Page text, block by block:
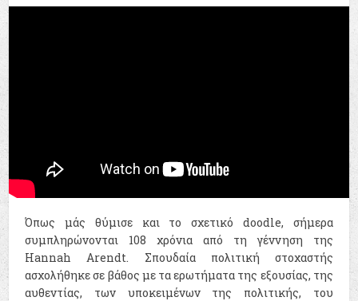
Όπως μάς θύμισε και το σχετικό doodle, σήμερα
συμπληρώνονται 108 χρόνια από τη γέννηση της
Hannah Arendt. Σπουδαία πολιτική στοχαστής
ασχολήθηκε σε βάθος με τα ερωτήματα της εξουσίας, της
αυθεντίας, των υποκειμένων της πολιτικής, του